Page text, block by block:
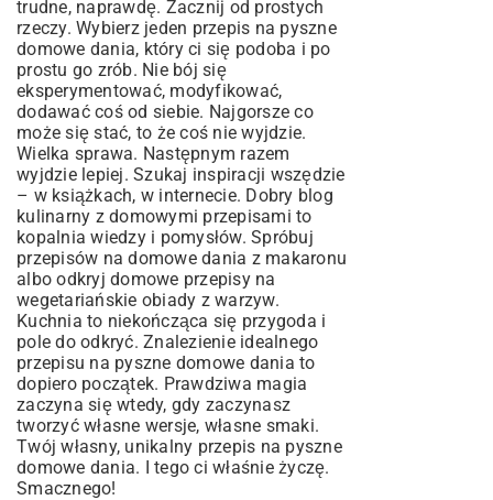
trudne, naprawdę. Zacznij od prostych
rzeczy. Wybierz jeden przepis na pyszne
domowe dania, który ci się podoba i po
prostu go zrób. Nie bój się
eksperymentować, modyfikować,
dodawać coś od siebie. Najgorsze co
może się stać, to że coś nie wyjdzie.
Wielka sprawa. Następnym razem
wyjdzie lepiej. Szukaj inspiracji wszędzie
– w książkach, w internecie. Dobry blog
kulinarny z domowymi przepisami to
kopalnia wiedzy i pomysłów. Spróbuj
przepisów na domowe dania z makaronu
albo odkryj domowe przepisy na
wegetariańskie obiady z warzyw.
Kuchnia to niekończąca się przygoda i
pole do odkryć. Znalezienie idealnego
przepisu na pyszne domowe dania to
dopiero początek. Prawdziwa magia
zaczyna się wtedy, gdy zaczynasz
tworzyć własne wersje, własne smaki.
Twój własny, unikalny przepis na pyszne
domowe dania. I tego ci właśnie życzę.
Smacznego!